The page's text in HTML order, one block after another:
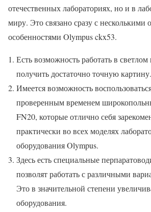
отечественных лабораториях, но и в
миру. Это связано сразу с
особенностями Olympus ckx53.
Есть возможность работать в светлом
получить достаточно точную картину.
Имеется возможность
проверенным временем
FN20, которые отлично себя
практически во всех моделях
оборудования Olympus.
Здесь есть специальные
позволят работать с различными
Это в значительной степени
оборудования.